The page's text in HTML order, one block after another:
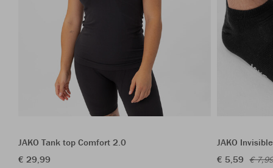
JAKO Tank top Comfort 2.0
€ 29,99
JAKO
€ 5,59 €